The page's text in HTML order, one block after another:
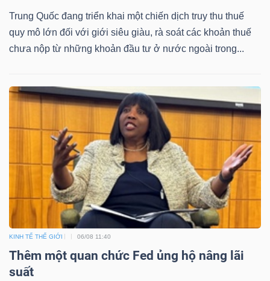
Trung Quốc đang triển khai một chiến dịch truy thu thuế
quy mô lớn đối với giới siêu giàu, rà soát các khoản thuế
chưa nộp từ những khoản đầu tư ở nước ngoài trong...
KINH TẾ THẾ GIỚI 06/08 11:40
Thêm một quan chức Fed ủng hộ nâng lãi
suất
BẤT
chứng
(-)
Cổ phiếu Chỉ số Chứng chỉ quỹ
Lãnh
(-)